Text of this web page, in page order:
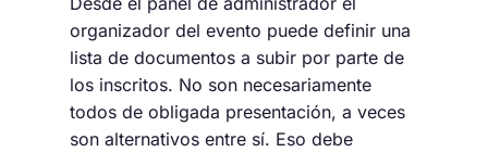
organizador del evento puede definir una
lista de documentos a subir por parte de
los inscritos. No son necesariamente
todos de obligada presentación, a veces
son alternativos entre sí. Eso debe